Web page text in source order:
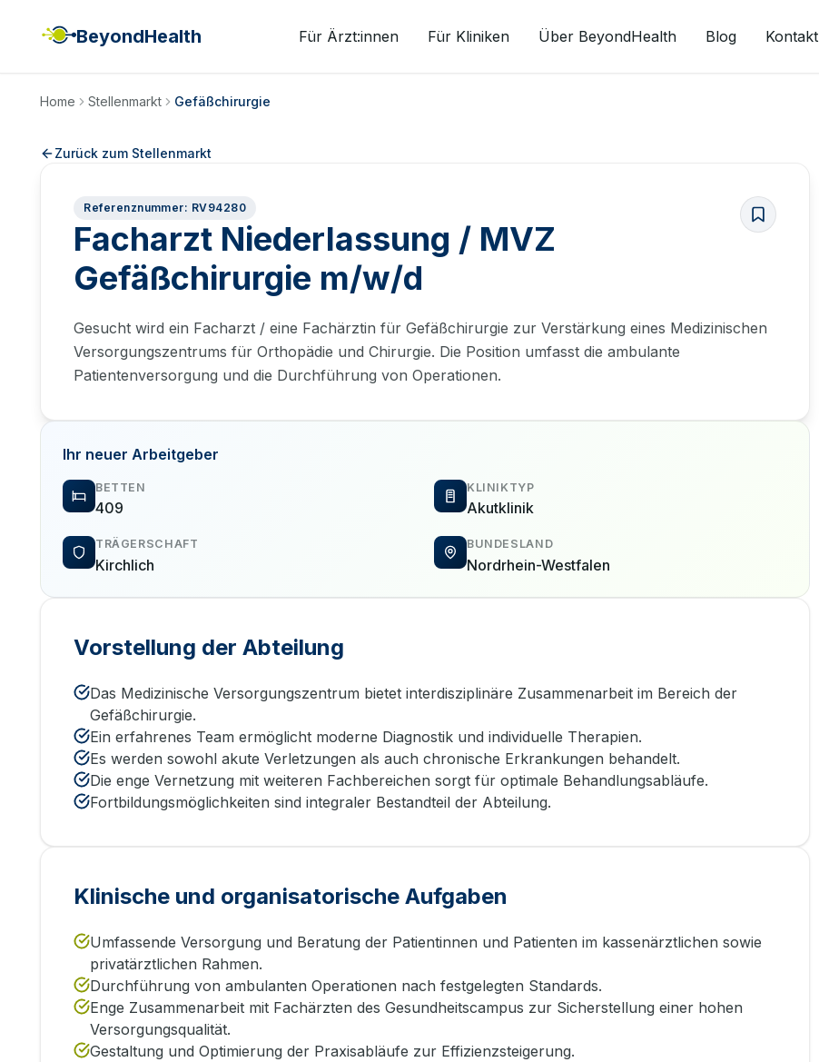
BeyondHealth Für Ärzt:innen Für Kliniken Über BeyondHealth Blog Kontakt
Home Stellenmarkt Gefäßchirurgie
Zurück zum Stellenmarkt
Referenznummer: RV94280
Facharzt Niederlassung / MVZ
Gefäßchirurgie m/w/d
Gesucht wird ein Facharzt / eine Fachärztin für Gefäßchirurgie zur Verstärkung eines Medizinischen
Versorgungszentrums für Orthopädie und Chirurgie. Die Position umfasst die ambulante
Patientenversorgung und die Durchführung von Operationen.
Ihr neuer Arbeitgeber
BETTEN
409
KLINIKTYP
Akutklinik
TRÄGERSCHAFT
Kirchlich
BUNDESLAND
Nordrhein-Westfalen
Vorstellung der Abteilung
Das Medizinische Versorgungszentrum bietet interdisziplinäre Zusammenarbeit im Bereich der
Gefäßchirurgie.
Ein erfahrenes Team ermöglicht moderne Diagnostik und individuelle Therapien.
Es werden sowohl akute Verletzungen als auch chronische Erkrankungen behandelt.
Die enge Vernetzung mit weiteren Fachbereichen sorgt für optimale Behandlungsabläufe.
Fortbildungsmöglichkeiten sind integraler Bestandteil der Abteilung.
Klinische und organisatorische Aufgaben
Umfassende Versorgung und Beratung der Patientinnen und Patienten im kassenärztlichen sowie
privatärztlichen Rahmen.
Durchführung von ambulanten Operationen nach festgelegten Standards.
Enge Zusammenarbeit mit Fachärzten des Gesundheitscampus zur Sicherstellung einer hohen
Versorgungsqualität.
Gestaltung und Optimierung der Praxisabläufe zur Effizienzsteigerung.